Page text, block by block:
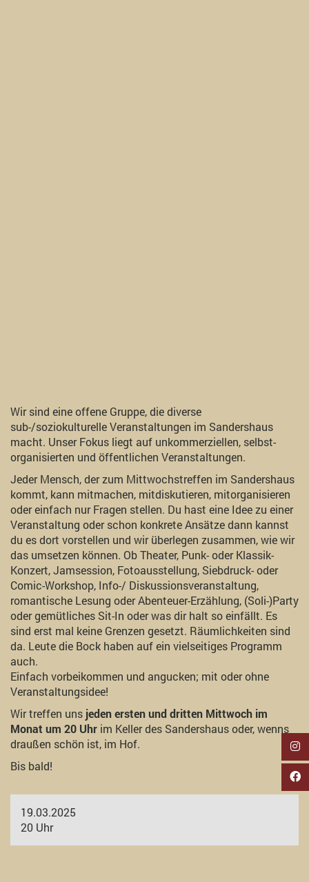
Wir sind eine offene Gruppe, die diverse
sub-/soziokulturelle Veranstaltungen im Sandershaus
macht. Unser Fokus liegt auf unkommerziellen, selbst-
organisierten und öffentlichen Veranstaltungen.
Jeder Mensch, der zum Mittwochstreffen im Sandershaus
kommt, kann mitmachen, mitdiskutieren, mitorganisieren
oder einfach nur Fragen stellen. Du hast eine Idee zu einer
Veranstaltung oder schon konkrete Ansätze dann kannst
du es dort vorstellen und wir überlegen zusammen, wie wir
das umsetzen können. Ob Theater, Punk- oder Klassik-
Konzert, Jamsession, Fotoausstellung, Siebdruck- oder
Comic-Workshop, Info-/ Diskussionsveranstaltung,
romantische Lesung oder Abenteuer-Erzählung, (Soli-)Party
oder gemütliches Sit-In oder was dir halt so einfällt. Es
sind erst mal keine Grenzen gesetzt. Räumlichkeiten sind
da. Leute die Bock haben auf ein vielseitiges Programm
auch.
Einfach vorbeikommen und angucken; mit oder ohne
Veranstaltungsidee!
Wir treffen uns jeden ersten und dritten Mittwoch im
Monat um 20 Uhr im Keller des Sandershaus oder, wenns
draußen schön ist, im Hof.
Bis bald!
19.03.2025
20 Uhr